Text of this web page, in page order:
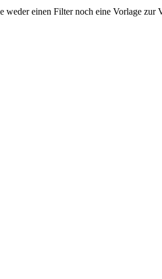
einen Filter noch eine Vorlage zur